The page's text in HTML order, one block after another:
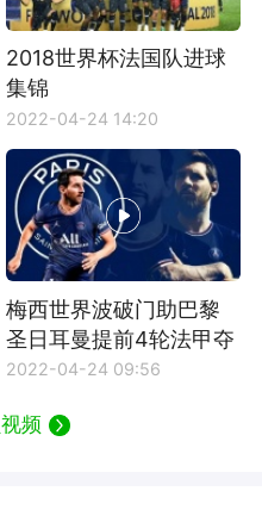
2018世界杯法国队进球
集锦
2022-04-24 14:20
梅西世界波破门助巴黎
圣日耳曼提前4轮法甲夺
冠
2022-04-24 09:56
频